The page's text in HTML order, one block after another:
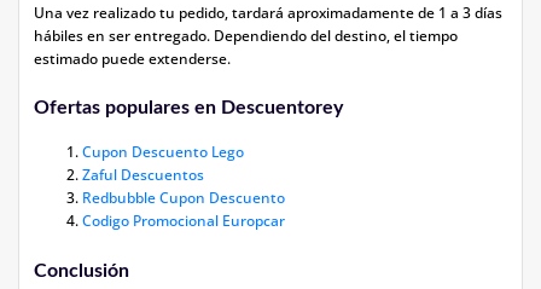
Una vez realizado tu pedido, tardará aproximadamente de 1 a 3 días
hábiles en ser entregado. Dependiendo del destino, el tiempo
estimado puede extenderse.
Ofertas populares en Descuentorey
Cupon Descuento Lego
Zaful Descuentos
Redbubble Cupon Descuento
Codigo Promocional Europcar
Conclusión